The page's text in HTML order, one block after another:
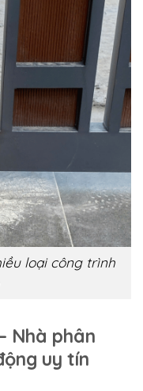
loại công trình
Nhà phân
uy tín